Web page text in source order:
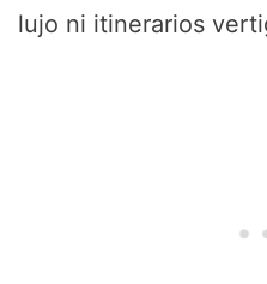
lujo ni itinerarios